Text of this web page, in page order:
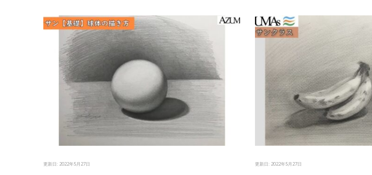
更新日: 2022年5月27日 更新日: 2022年5月27日